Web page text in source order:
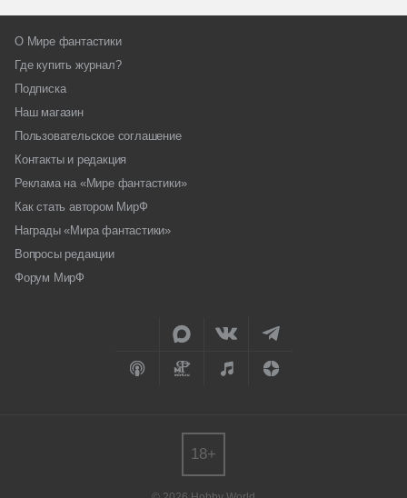
О Мире фантастики
Где купить журнал?
Подписка
Наш магазин
Пользовательское соглашение
Контакты и редакция
Реклама на «Мире фантастики»
Как стать автором МирФ
Награды «Мира фантастики»
Вопросы редакции
Форум МирФ
18+